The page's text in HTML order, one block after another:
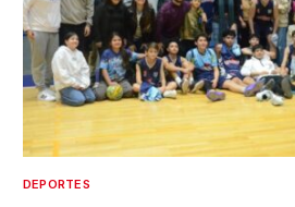
DEPORTES